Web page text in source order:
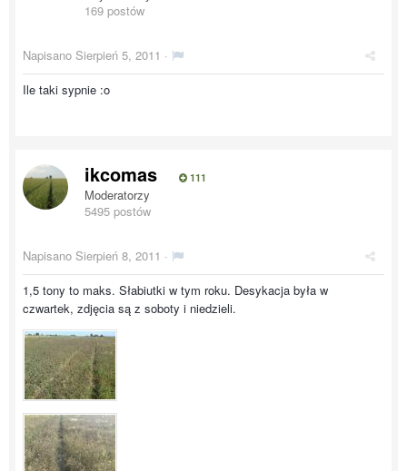
169 postów
Napisano Sierpień 5, 2011 ·
Ile taki sypnie :o
ikcomas 111
Moderatorzy
5495 postów
Napisano Sierpień 8, 2011 ·
1,5 tony to maks. Słabiutki w tym roku. Desykacja była w
czwartek, zdjęcia są z soboty i niedzieli.